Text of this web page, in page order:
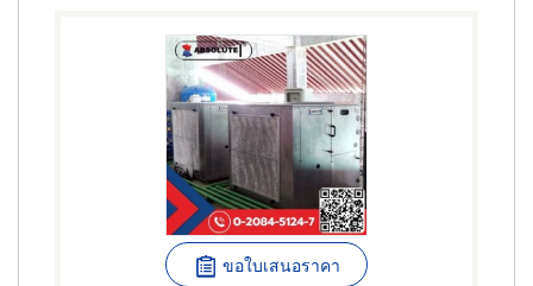
ขอใบเสนอราคา